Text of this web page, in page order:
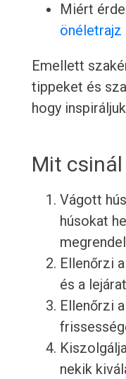
Miért
önéletrajz
Emellett
tippeket és
hogy
Mit csinál
Vágott
húsokat
Ellenőrzi
és a
Ellenőrzi
nekik